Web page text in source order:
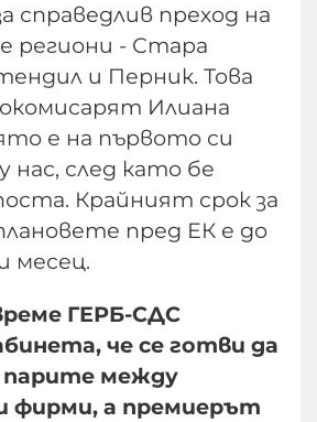
справедлив преход на
региони - Стара
и Перник. Това
Илиана
е на първото си
нас, след като бе
Крайният срок за
пред ЕК е до
месец.
ГЕРБ-СДС
че се готви да
парите между
фирми, а премиерът